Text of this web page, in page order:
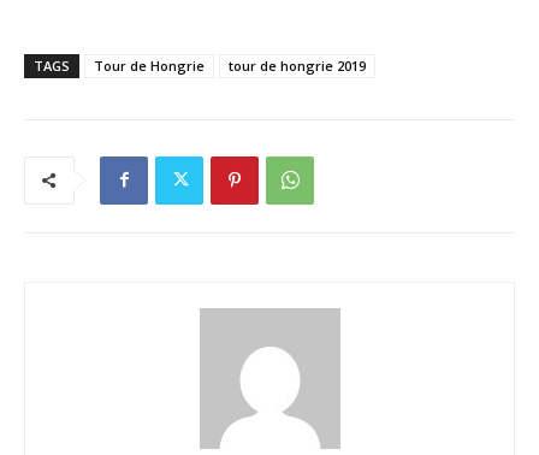
TAGS Tour de Hongrie tour de hongrie 2019